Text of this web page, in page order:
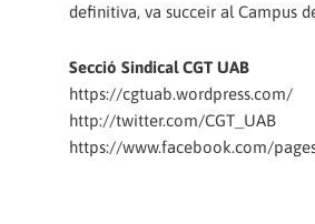
definitiva, va succeir al Campus
Secció Sindical CGT UAB
https://cgtuab.wordpress.com/
http://twitter.com/CGT_UAB
https://www.facebook.com/